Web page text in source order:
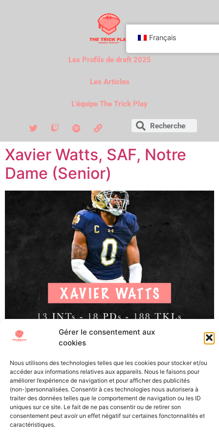
Gérer le consentement aux
cookies
Nous utilisons des technologies telles que les cookies pour stocker et/ou
accéder aux informations relatives aux appareils. Nous le faisons pour
améliorer l’expérience de navigation et pour afficher des publicités
(non-)personnalisées. Consentir à ces technologies nous autorisera à
traiter des données telles que le comportement de navigation ou les ID
uniques sur ce site. Le fait de ne pas consentir ou de retirer son
consentement peut avoir un effet négatif sur certaines fonctonnalités et
caractéristiques.
Les Profils de draft 2025
Les Articles
L'équipe The Trick Play
Xavier Watts, SAF, Notre
Dame (Senior)
Xavier Watts, SAF, Notre Dame (Senior) La Draft NFL
2025 approche à grand pas et malgré une cuvée qui de
prime abord semblait manquer de talent, l’équipe de The
Trick Play s’est à nouveau plongé dans les tapes afin de
pouvoir vous proposer les scouting reports des joueurs
qui porteront bientôt le maillot de vos […]
Français